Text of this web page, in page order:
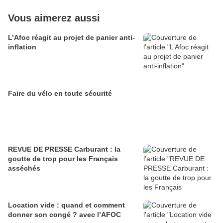
Vous aimerez aussi
L’Afoc réagit au projet de panier anti-
inflation
Faire du vélo en toute sécurité
REVUE DE PRESSE Carburant : la
goutte de trop pour les Français
asséchés
Location vide : quand et comment
donner son congé ? avec l’AFOC